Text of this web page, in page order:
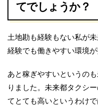
てでしょうか？
土地勘も経験もない私が
経験でも働きやすい環境
あと稼ぎやすいというの
りました。未来都タクシ
てとても高いというわけ